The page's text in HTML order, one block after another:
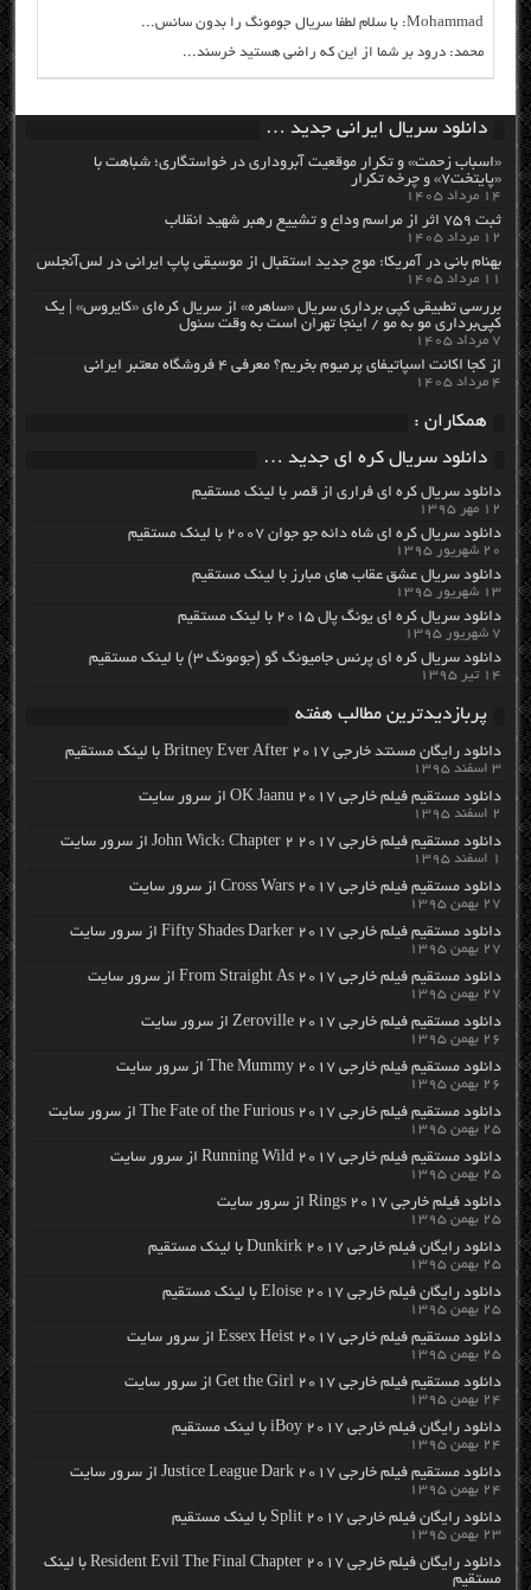
Mohammad: با سلام لطفا سریال جومونگ را بدون سانس...
محمد: درود بر شما از این که راضی هستید خرسند...
دانلود سریال ایرانی جدید …
«اسباب زحمت» و تکرار موقعیت آبروداری در خواستگاری؛ شباهت با
«پایتخت۷» و چرخه تکرار
۱۴ مرداد ۱۴۰۵
ثبت ۷۵۹ اثر از مراسم وداع و تشییع رهبر شهید انقلاب
۱۲ مرداد ۱۴۰۵
بهنام بانی در آمریکا: موج جدید استقبال از موسیقی پاپ ایرانی در لس‌آنجلس
۱۱ مرداد ۱۴۰۵
بررسی تطبیقی کپی برداری سریال «ساهره» از سریال کره‌ای «کایروس» | یک
کپی‌برداری مو به مو / اینجا تهران است به وقت سئول
۷ مرداد ۱۴۰۵
از کجا اکانت اسپاتیفای پرمیوم بخریم؟ معرفی ۴ فروشگاه معتبر ایرانی
۴ مرداد ۱۴۰۵
همکاران :
دانلود سریال کره ای جدید …
دانلود سریال کره ای فراری از قصر با لینک مستقیم
۱۲ مهر ۱۳۹۵
دانلود سریال کره ای شاه دائه جو جوان ۲۰۰۷ با لینک مستقیم
۲۰ شهریور ۱۳۹۵
دانلود سریال عشق عقاب های مبارز با لینک مستقیم
۱۳ شهریور ۱۳۹۵
دانلود سریال کره ای یونگ پال ۲۰۱۵ با لینک مستقیم
۷ شهریور ۱۳۹۵
دانلود سریال کره ای پرنس جامیونگ گو (جومونگ ۳) با لینک مستقیم
۱۴ تیر ۱۳۹۵
پربازدیدترین مطالب هفته
دانلود رایگان مسنتد خارجی Britney Ever After 2017 با لینک مستقیم
۳ اسفند ۱۳۹۵
دانلود مستقیم فیلم خارجی OK Jaanu 2017 از سرور سایت
۲ اسفند ۱۳۹۵
دانلود مستقیم فیلم خارجی John Wick: Chapter 2 2017 از سرور سایت
۱ اسفند ۱۳۹۵
دانلود مستقیم فیلم خارجی Cross Wars 2017 از سرور سایت
۲۷ بهمن ۱۳۹۵
دانلود مستقیم فیلم خارجی Fifty Shades Darker 2017 از سرور سایت
۲۷ بهمن ۱۳۹۵
دانلود مستقیم فیلم خارجی From Straight As 2017 از سرور سایت
۲۷ بهمن ۱۳۹۵
دانلود مستقیم فیلم خارجی Zeroville 2017 از سرور سایت
۲۶ بهمن ۱۳۹۵
دانلود مستقیم فیلم خارجی The Mummy 2017 از سرور سایت
۲۶ بهمن ۱۳۹۵
دانلود مستقیم فیلم خارجی The Fate of the Furious 2017 از سرور سایت
۲۵ بهمن ۱۳۹۵
دانلود مستقیم فیلم خارجی Running Wild 2017 از سرور سایت
۲۵ بهمن ۱۳۹۵
دانلود فیلم خارجی Rings 2017 از سرور سایت
۲۵ بهمن ۱۳۹۵
دانلود رایگان فیلم خارجی Dunkirk 2017 با لینک مستقیم
۲۵ بهمن ۱۳۹۵
دانلود رایگان فیلم خارجی Eloise 2017 با لینک مستقیم
۲۵ بهمن ۱۳۹۵
دانلود مستقیم فیلم خارجی Essex Heist 2017 از سرور سایت
۲۵ بهمن ۱۳۹۵
دانلود مستقیم فیلم خارجی Get the Girl 2017 از سرور سایت
۲۴ بهمن ۱۳۹۵
دانلود رایگان فیلم خارجی iBoy 2017 با لینک مستقیم
۲۴ بهمن ۱۳۹۵
دانلود مستقیم فیلم خارجی Justice League Dark 2017 از سرور سایت
۲۴ بهمن ۱۳۹۵
دانلود رایگان فیلم خارجی Split 2017 با لینک مستقیم
۲۳ بهمن ۱۳۹۵
دانلود رایگان فیلم خارجی Resident Evil The Final Chapter 2017 با لینک
مستقیم